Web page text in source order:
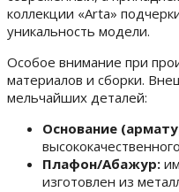
коллекции «Arta»
уникальность модели.
Особое внимание при
материалов и сборки.
мельчайших деталей:
Основание
Плафон/Абажур:
изготовлен из